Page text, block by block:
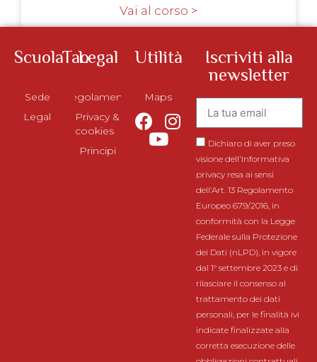
Vai al corso >
ScuolaTao
Sede
Legal
Legal
Regolamento
Privacy &
cookies
Principi
Utilità
Maps
Iscriviti alla
newsletter
Dichiaro di aver preso
visione dell'Informativa
privacy resa ai sensi
dell’Art. 13 Regolamento
Europeo 679/2016, in
conformità con la Legge
Federale sulla Protezione
dei Dati (nLPD), in vigore
dal 1° settembre 2023 e di
rilasciare il consenso al
trattamento dei dati
personali, per le finalità ivi
indicate finalizzate alla
corretta esecuzione delle